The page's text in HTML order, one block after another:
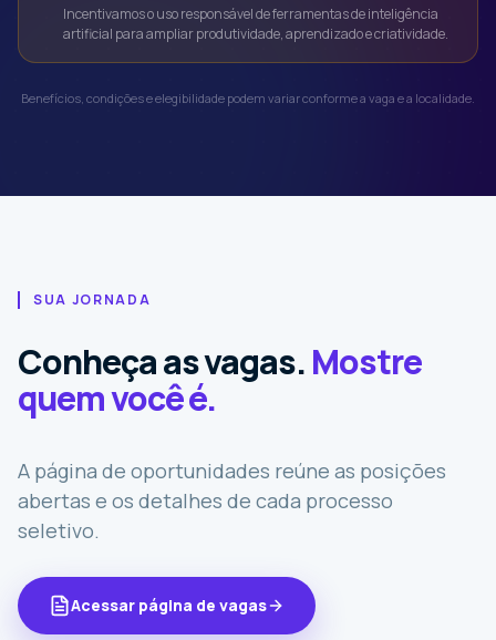
Incentivamos o uso responsável de ferramentas de inteligência
artificial para ampliar produtividade, aprendizado e criatividade.
Benefícios, condições e elegibilidade podem variar conforme a vaga e a localidade.
SUA JORNADA
Conheça as vagas.Mostre
quem você é.
A página de oportunidades reúne as posições
abertas e os detalhes de cada processo
seletivo.
Acessar página de vagas